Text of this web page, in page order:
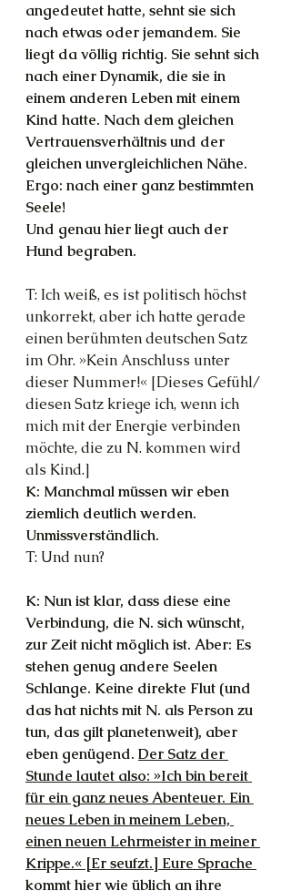
angedeutet hatte, sehnt sie sich
nach etwas oder jemandem. Sie
liegt da völlig richtig. Sie sehnt sich
nach einer Dynamik, die sie in
einem anderen Leben mit einem
Kind hatte. Nach dem gleichen
Vertrauensverhältnis und der
gleichen unvergleichlichen Nähe.
Ergo: nach einer ganz bestimmten
Seele!
Und genau hier liegt auch der
Hund begraben.
T: Ich weiß, es ist politisch höchst
unkorrekt, aber ich hatte gerade
einen berühmten deutschen Satz
im Ohr. »Kein Anschluss unter
dieser Nummer!« [Dieses Gefühl/
diesen Satz kriege ich, wenn ich
mich mit der Energie verbinden
möchte, die zu N. kommen wird
als Kind.]
K: Manchmal müssen wir eben
ziemlich deutlich werden.
Unmissverständlich.
T: Und nun?
K: Nun ist klar, dass diese eine
Verbindung, die N. sich wünscht,
zur Zeit nicht möglich ist. Aber: Es
stehen genug andere Seelen
Schlange. Keine direkte Flut (und
das hat nichts mit N. als Person zu
tun, das gilt planetenweit), aber
eben genügend. Der Satz der
Stunde lautet also: »Ich bin bereit
für ein ganz neues Abenteuer. Ein
neues Leben in meinem Leben,
einen neuen Lehrmeister in meiner
Krippe.« [Er seufzt.] Eure Sprache
kommt hier wie üblich an ihre